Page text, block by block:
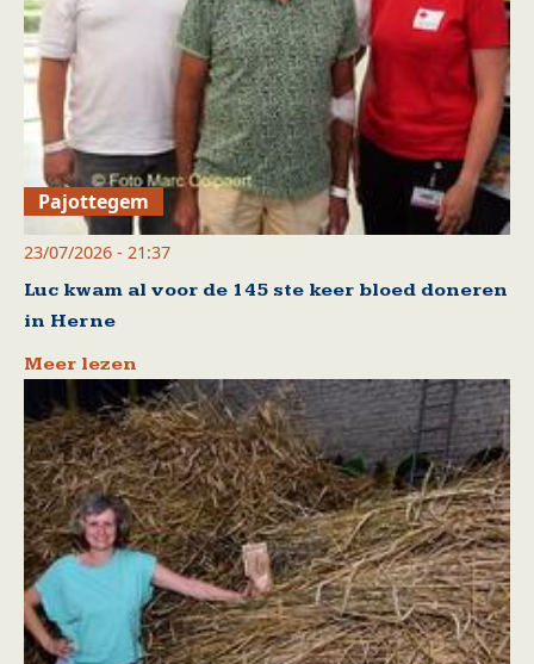
Pajottegem
23/07/2026 - 21:37
Luc kwam al voor de 145 ste keer bloed doneren
in Herne
Meer lezen